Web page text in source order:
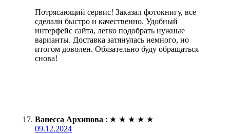
Потрясающий сервис! Заказал фотокнигу, все
сделали быстро и качественно. Удобный
интерфейс сайта, легко подобрать нужные
варианты. Доставка затянулась немного, но
итогом доволен. Обязательно буду обращаться
снова!
Ванесса Архипова : ★ ★ ★ ★ ★
09.12.2024